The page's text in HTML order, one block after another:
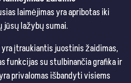
laimėjimas yra apribotas iki
jūsų lažybų sumai.
yra įtraukiantis juostinis žaidimas,
funkcijas su stulbinančia grafika ir
privalomas išbandyti visiems